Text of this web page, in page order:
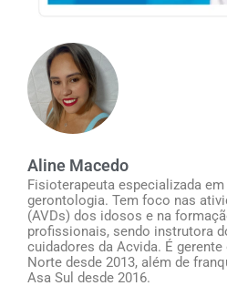
Aline Macedo
Fisioterapeuta especializada
gerontologia. Tem foco nas
(AVDs) dos idosos e na
profissionais, sendo instrutora
cuidadores da Acvida. É
Norte desde 2013, além de
Asa Sul desde 2016.